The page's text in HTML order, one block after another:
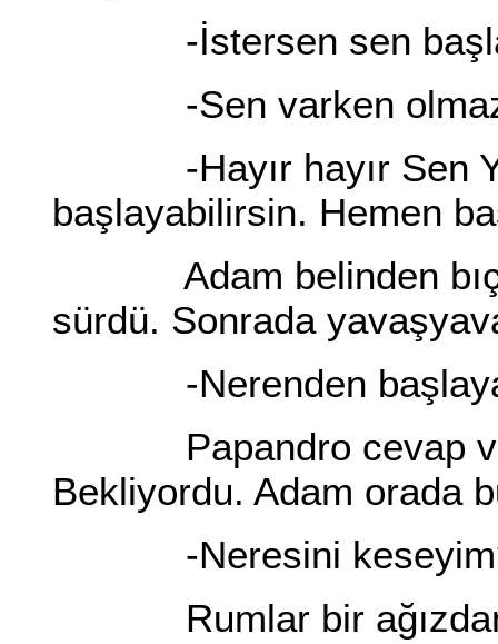
-İstersen sen
-Sen varken
-Hayır hayır Sen
başlayabilirsin. Hemen
Adam belinden
sürdü. Sonrada
-Nerenden
Papandro cevap
Bekliyordu. Adam orada
-Neresini
Rumlar bir